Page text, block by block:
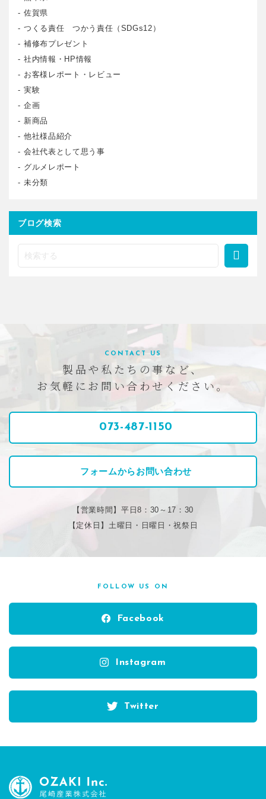
佐賀県
つくる責任 つかう責任（SDGs12）
補修布プレゼント
社内情報・HP情報
お客様レポート・レビュー
実験
企画
新商品
他社様品紹介
会社代表として思う事
グルメレポート
未分類
ブログ検索
CONTACT US
製品や私たちの事など、
お気軽にお問い合わせください。
073-487-1150
フォームからお問い合わせ
【営業時間】平日8：30～17：30
【定休日】土曜日・日曜日・祝祭日
FOLLOW US ON
Facebook
Instagram
Twitter